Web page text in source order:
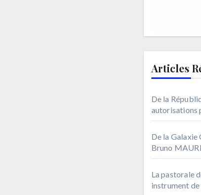
Articles
De la
autorisations
De la
Bruno
La pastorale
instrument